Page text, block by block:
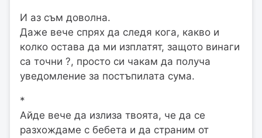
И аз съм доволна.
Даже вече спрях да следя кога, какво и
колко остава да ми изплатят, защото винаги
са точни ?, просто си чакам да получа
уведомление за постъпилата сума.
*
Айде вече да излиза твоята, че да се
разхождаме с бебета и да страним от